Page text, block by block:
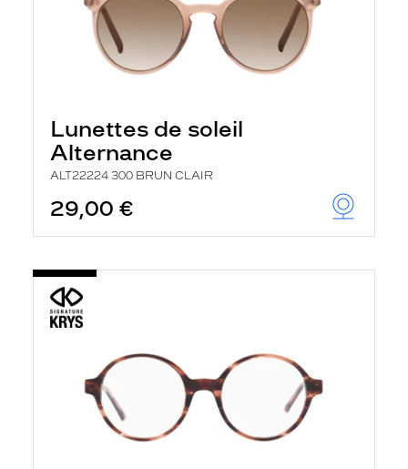
Lunettes de soleil
Alternance
ALT22224 300 BRUN CLAIR
29,00 €